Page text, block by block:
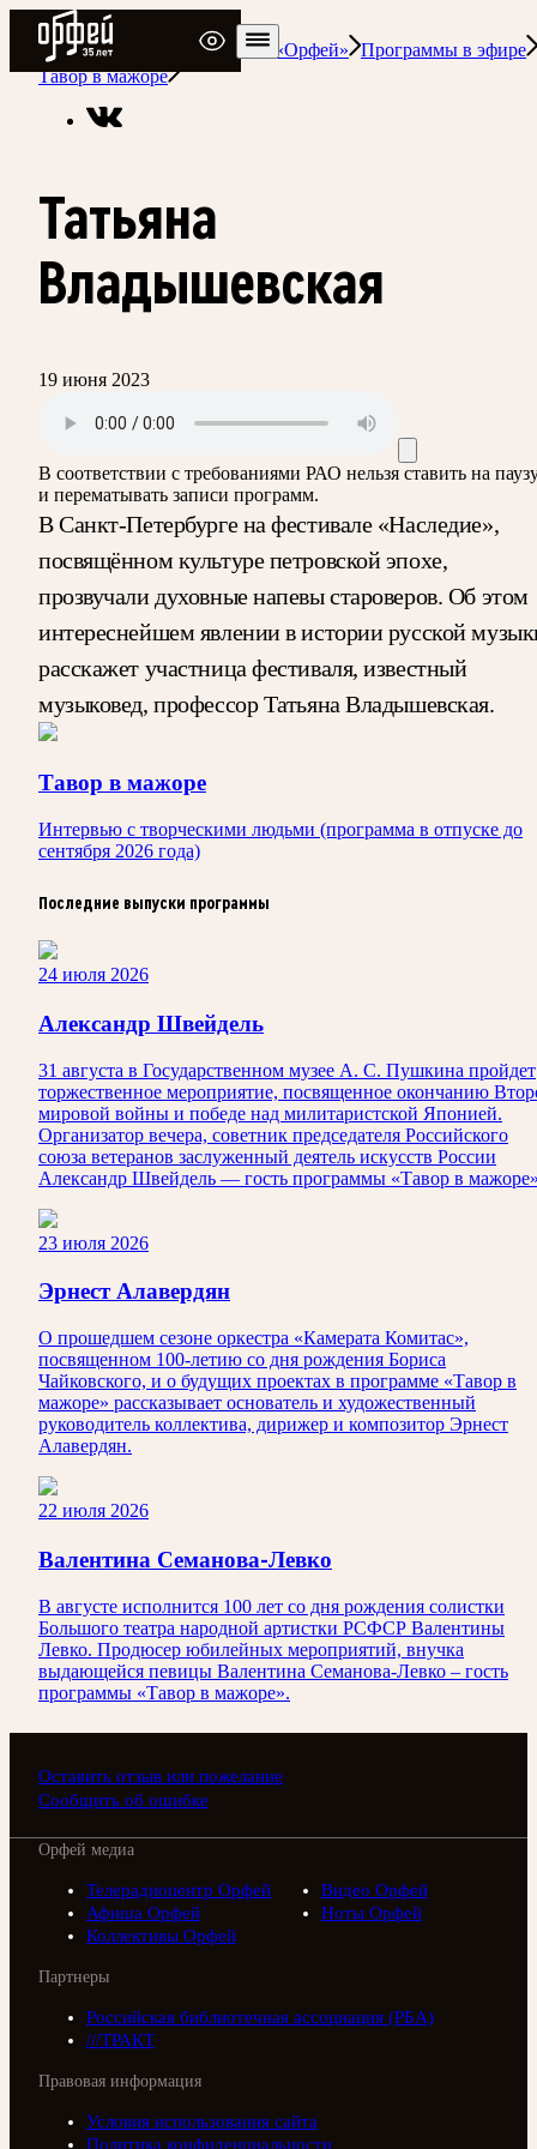
Радио Орфей
Радио классической музыки «Орфей»
Программы в эфире
Тавор в мажоре
Татьяна
Владышевская
19 июня 2023
В соответствии с требованиями РАО нельзя ставить на
и перематывать записи программ.
В Санкт-Петербурге на фестивале «Наследие»,
посвящённом культуре петровской эпохе,
прозвучали духовные напевы староверов. Об этом
интереснейшем явлении в истории русской
расскажет участница фестиваля, известный
музыковед, профессор Татьяна Владышевская.
Тавор в мажоре
Интервью с творческими людьми (программа в отпуске до
сентября 2026 года)
Последние выпуски программы
24 июля 2026
Александр Швейдель
31 августа в Государственном музее А. С. Пушкина пройдет
торжественное мероприятие, посвященное окончанию
мировой войны и победе над милитаристской Японией.
Организатор вечера, советник председателя Российского
союза ветеранов заслуженный деятель искусств России
Александр Швейдель — гость программы «Тавор в
23 июля 2026
Эрнест Алавердян
О прошедшем сезоне оркестра «Камерата Комитас»,
посвященном 100-летию со дня рождения Бориса
Чайковского, и о будущих проектах в программе «Тавор в
мажоре» рассказывает основатель и художественный
руководитель коллектива, дирижер и композитор Эрнест
Алавердян.
22 июля 2026
Валентина Семанова-Левко
В августе исполнится 100 лет со дня рождения солистки
Большого театра народной артистки РСФСР Валентины
Левко. Продюсер юбилейных мероприятий, внучка
выдающейся певицы Валентина Семанова-Левко – гость
программы «Тавор в мажоре».
Оставить отзыв или пожелание
Сообщить об ошибке
Орфей медиа
Телерадиоцентр Орфей
Видео Орфей
Афиша Орфей
Ноты Орфей
Коллективы Орфей
Партнеры
Российская библиотечная ассоциация (РБА)
///ТРАКТ
Правовая информация
Условия использования сайта
Политика конфиденциальности